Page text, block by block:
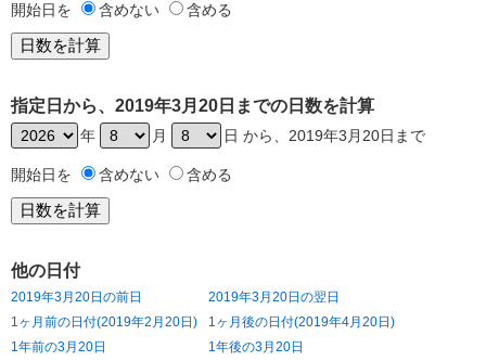
開始日を 含めない 含める
指定日から、2019年3月20日までの日数を計算
年 月 日 から、2019年3月20日まで
開始日を 含めない 含める
他の日付
2019年3月20日の前日
2019年3月20日の翌日
1ヶ月前の日付(2019年2月20日)
1ヶ月後の日付(2019年4月20日)
1年前の3月20日
1年後の3月20日